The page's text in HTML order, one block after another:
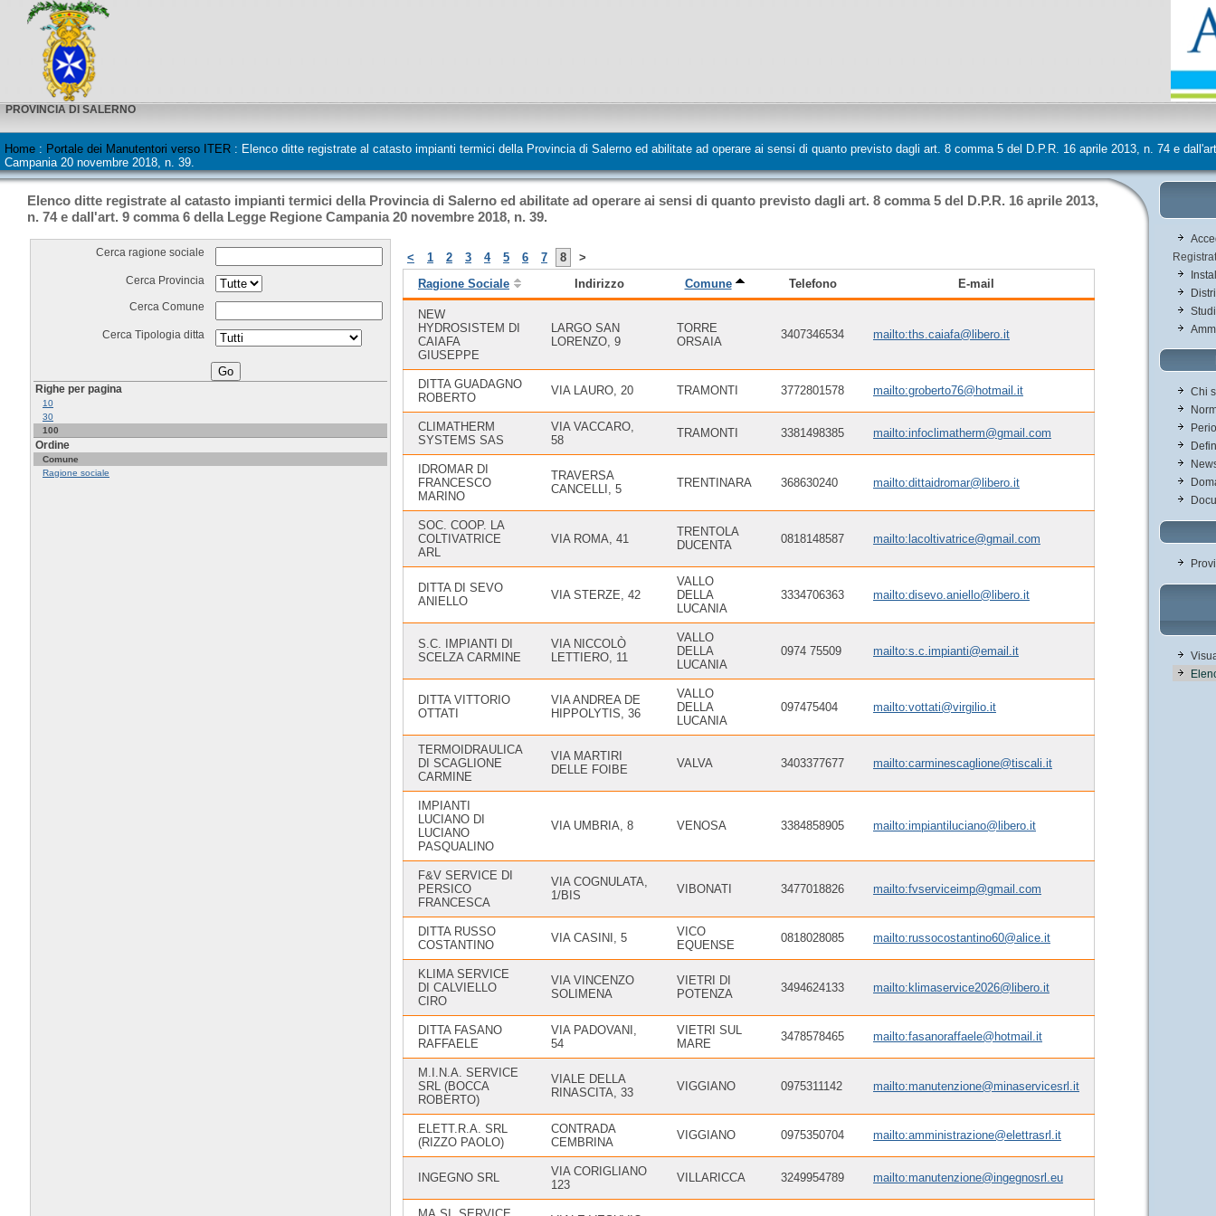
PROVINCIA DI SALERNO
Home : Portale dei Manutentori verso ITER : Elenco ditte registrate al catasto impianti termici della Provincia di Salerno ed abilitate ad operare ai sensi di quanto previsto dagli art. 8 comma 5 del D.P.R. 16 aprile 2013, n. 74 e
Campania 20 novembre 2018, n. 39.
Elenco ditte registrate al catasto impianti termici della Provincia di Salerno ed abilitate ad operare ai sensi di quanto previsto dagli art. 8 comma 5 del D.P.R. 16 aprile 2013,
n. 74 e dall'art. 9 comma 6 della Legge Regione Campania 20 novembre 2018, n. 39.
Cerca ragione sociale
Cerca Provincia
Cerca Comune
Cerca Tipologia ditta
Righe per pagina
10
30
100
Ordine
Comune
Ragione sociale
< 1 2 3 4 5 6 7 8
>
Ragione Sociale
Indirizzo Comune Telefono E-mail
NEW
HYDROSISTEM DI
CAIAFA
GIUSEPPE
LARGO SAN
LORENZO, 9
TORRE
ORSAIA
3407346534 mailto:ths.caiafa@libero.it
DITTA GUADAGNO
ROBERTO
VIA LAURO, 20 TRAMONTI 3772801578 mailto:groberto76@hotmail.it
CLIMATHERM
SYSTEMS SAS
VIA VACCARO,
58
TRAMONTI 3381498385 mailto:infoclimatherm@gmail.com
IDROMAR DI
FRANCESCO
MARINO
TRAVERSA
CANCELLI, 5
TRENTINARA 368630240 mailto:dittaidromar@libero.it
SOC. COOP. LA
COLTIVATRICE
ARL
VIA ROMA, 41
TRENTOLA
DUCENTA
0818148587 mailto:lacoltivatrice@gmail.com
DITTA DI SEVO
ANIELLO
VIA STERZE, 42
VALLO
DELLA
LUCANIA
3334706363 mailto:disevo.aniello@libero.it
S.C. IMPIANTI DI
SCELZA CARMINE
VIA NICCOLÒ
LETTIERO, 11
VALLO
DELLA
LUCANIA
0974 75509 mailto:s.c.impianti@email.it
DITTA VITTORIO
OTTATI
VIA ANDREA DE
HIPPOLYTIS, 36
VALLO
DELLA
LUCANIA
097475404 mailto:vottati@virgilio.it
TERMOIDRAULICA
DI SCAGLIONE
CARMINE
VIA MARTIRI
DELLE FOIBE
VALVA 3403377677 mailto:carminescaglione@tiscali.it
IMPIANTI
LUCIANO DI
LUCIANO
PASQUALINO
VIA UMBRIA, 8 VENOSA 3384858905 mailto:impiantiluciano@libero.it
F&V SERVICE DI
PERSICO
FRANCESCA
VIA COGNULATA,
1/BIS
VIBONATI 3477018826 mailto:fvserviceimp@gmail.com
DITTA RUSSO
COSTANTINO
VIA CASINI, 5
VICO
EQUENSE
0818028085 mailto:russocostantino60@alice.it
KLIMA SERVICE
DI CALVIELLO
CIRO
VIA VINCENZO
SOLIMENA
VIETRI DI
POTENZA
3494624133 mailto:klimaservice2026@libero.it
DITTA FASANO
RAFFAELE
VIA PADOVANI,
54
VIETRI SUL
MARE
3478578465 mailto:fasanoraffaele@hotmail.it
M.I.N.A. SERVICE
SRL (BOCCA
ROBERTO)
VIALE DELLA
RINASCITA, 33
VIGGIANO 0975311142 mailto:manutenzione@minaservicesrl.it
ELETT.R.A. SRL
(RIZZO PAOLO)
CONTRADA
CEMBRINA
VIGGIANO 0975350704 mailto:amministrazione@elettrasrl.it
INGEGNO SRL
VIA CORIGLIANO
123
VILLARICCA 3249954789 mailto:manutenzione@ingegnosrl.eu
Chi